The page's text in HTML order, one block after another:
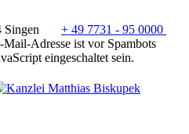
Singen
+ 49 7731 - 95 0000
Mail-Adresse ist vor Spambots
eingeschaltet sein.